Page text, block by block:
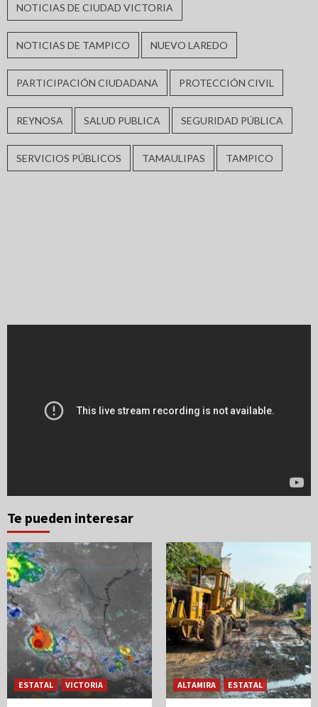
NOTICIAS DE CIUDAD VICTORIA
NOTICIAS DE TAMPICO NUEVO LAREDO
PARTICIPACIÓN CIUDADANA PROTECCIÓN CIVIL
REYNOSA SALUD PUBLICA SEGURIDAD PÚBLICA
SERVICIOS PÚBLICOS TAMAULIPAS TAMPICO
Te pueden interesar
ESTATAL VICTORIA ALTAMIRA ESTATAL